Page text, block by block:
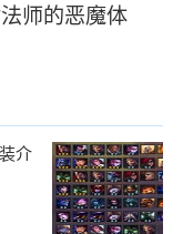
师的恶魔体
介